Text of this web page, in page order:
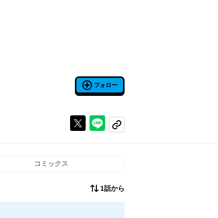
フォロー
Xで投稿するラインでシェアする
コピーする
コミックス
1話から